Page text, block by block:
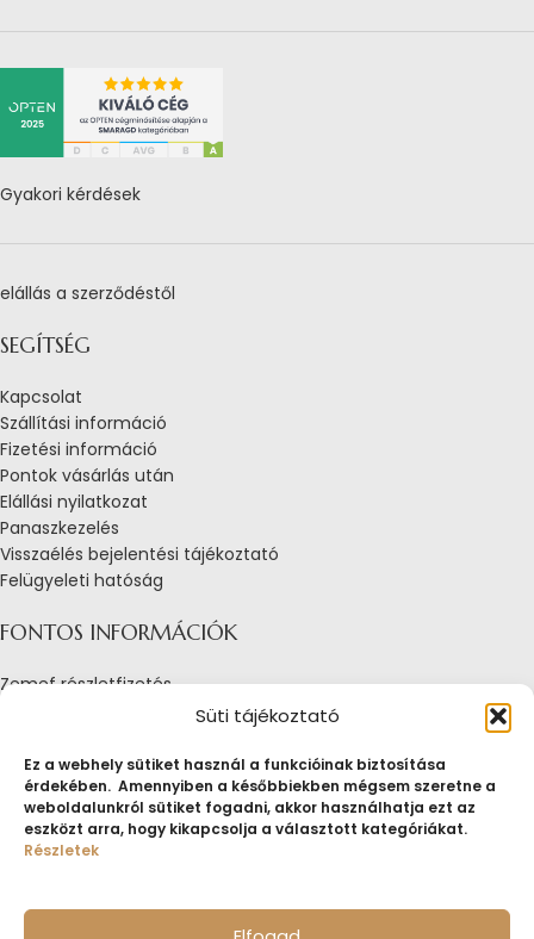
Süti tájékoztató
Ez a webhely sütiket használ a funkcióinak biztosítása
érdekében. Amennyiben a későbbiekben mégsem szeretne a
weboldalunkról sütiket fogadni, akkor használhatja ezt az
eszközt arra, hogy kikapcsolja a választott kategóriákat.
Részletek
Gyakori kérdések
elállás a szerződéstől
SEGÍTSÉG
Kapcsolat
Szállítási információ
Fizetési információ
Pontok vásárlás után
Elállási nyilatkozat
Panaszkezelés
Visszaélés bejelentési tájékoztató
Felügyeleti hatóság
FONTOS INFORMÁCIÓK
Zemef részletfizetés
Adatkezelési tájékoztató
Tájékoztató sütik alkalmazásáról
Fogyasztóvédelmi tájékoztató
Jogi nyilatkozat
Impresszum